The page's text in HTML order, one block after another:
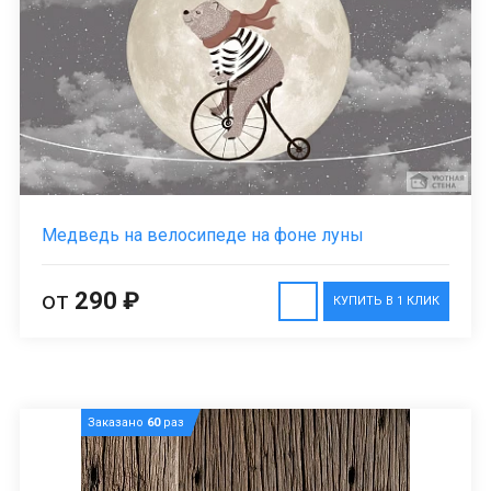
Медведь на велосипеде на фоне луны
КУПИТЬ В 1 КЛИК
от 290 ₽
Заказано 60раз